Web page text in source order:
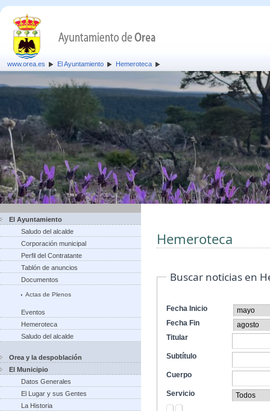
www.orea.es El Ayuntamiento Hemeroteca
El Ayuntamiento
Saludo del alcalde
Corporación municipal
Perfil del Contratante
Tablón de anuncios
Documentos
Actas de Plenos
Eventos
Hemeroteca
Saludo del alcalde
Orea y la despoblación
El Municipio
Datos Generales
El Lugar y sus Gentes
La Historia
Hemeroteca
Buscar noticias en
Fecha Inicio
Fecha Fin
Titular
Subtítulo
Cuerpo
Servicio